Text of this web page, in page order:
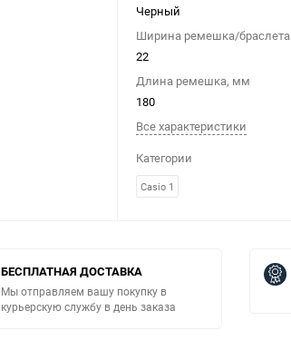
Черный
Ширина ремешка/браслета
22
Длина ремешка, мм
180
Все характеристики
Категории
Casio 1
БЕСПЛАТНАЯ ДОСТАВКА
Мы отправляем вашу покупку в
курьерскую службу в день заказа